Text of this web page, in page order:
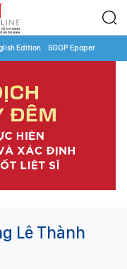
Edition SGGP Epaper
Lê Thành